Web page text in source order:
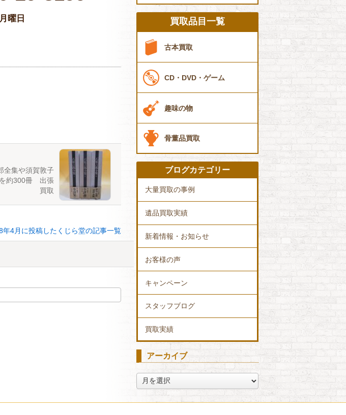
曜日
集や須賀敦子
約300冊 出張
買取
年4月に投稿したくじら堂の記事一覧
買取品目一覧
古本買取
CD・DVD・ゲーム
趣味の物
骨董品買取
ブログカテゴリー
大量買取の事例
遺品買取実績
新着情報・お知らせ
お客様の声
キャンペーン
スタッフブログ
買取実績
アーカイブ
ー